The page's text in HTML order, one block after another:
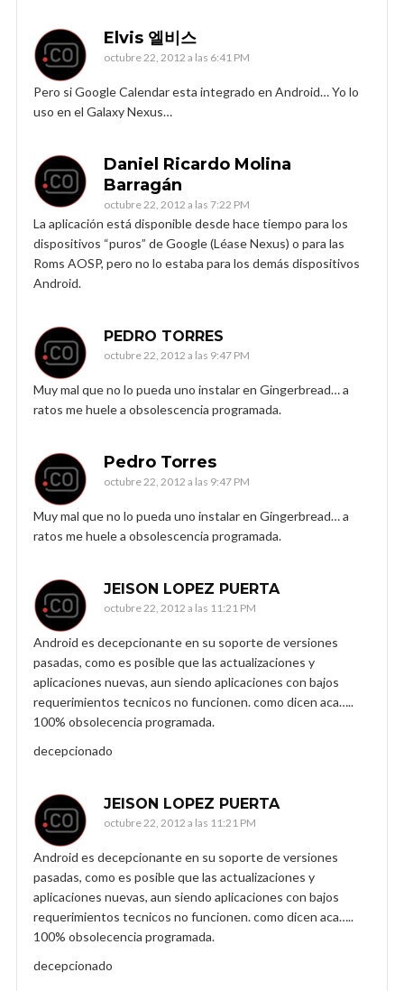
Elvis 엘비스
octubre 22, 2012 a las 6:41 PM
Pero si Google Calendar esta integrado en Android… Yo lo
uso en el Galaxy Nexus…
Daniel Ricardo Molina
Barragán
octubre 22, 2012 a las 7:22 PM
La aplicación está disponible desde hace tiempo para los
dispositivos “puros” de Google (Léase Nexus) o para las
Roms AOSP, pero no lo estaba para los demás dispositivos
Android.
PEDRO TORRES
octubre 22, 2012 a las 9:47 PM
Muy mal que no lo pueda uno instalar en Gingerbread… a
ratos me huele a obsolescencia programada.
Pedro Torres
octubre 22, 2012 a las 9:47 PM
Muy mal que no lo pueda uno instalar en Gingerbread… a
ratos me huele a obsolescencia programada.
JEISON LOPEZ PUERTA
octubre 22, 2012 a las 11:21 PM
Android es decepcionante en su soporte de versiones
pasadas, como es posible que las actualizaciones y
aplicaciones nuevas, aun siendo aplicaciones con bajos
requerimientos tecnicos no funcionen. como dicen aca…..
100% obsolecencia programada.
decepcionado
JEISON LOPEZ PUERTA
octubre 22, 2012 a las 11:21 PM
Android es decepcionante en su soporte de versiones
pasadas, como es posible que las actualizaciones y
aplicaciones nuevas, aun siendo aplicaciones con bajos
requerimientos tecnicos no funcionen. como dicen aca…..
100% obsolecencia programada.
decepcionado